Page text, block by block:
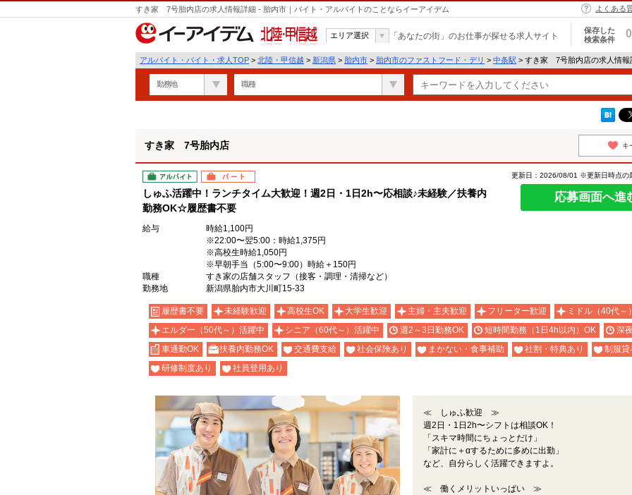
すき家 7号胎内店の求人情報詳細 - 胎内市｜バイト・アルバイトのことならイーアイデム よくある
北陸・甲信越
エリア選択 「あなたの街」のお仕事が探せる求人サイト
保存した
検索条件
0
アルバイト・バイト・求人TOP > 北陸・甲信越 > 新潟県 > 胎内市 > 胎内市のファストフード・デリ > 中条駅 > すき家 7号胎内店の求人情報
勤務地 職種
すき家 7号胎内店 キ
アルバイト パート
しゅふ活躍中！ランチタイム大歓迎！週2日・1日2h〜応相談♪未経験／扶養内
勤務OK☆履歴書不要
更新日：2026/08/01 ※更新日時点の
応募画面へ進
給与
時給1,100円
※22:00〜翌5:00：時給1,375円
※高校生時給1,050円
※早朝手当（5:00〜9:00）時給＋150円
職種
すき家の店舗スタッフ（接客・調理・清掃など）
勤務地
新潟県胎内市大川町15-33
履歴書不要 未経験歓迎 高校生OK 大学生歓迎 主婦・主夫歓迎 フリーター歓迎
ミドル（40代～
エルダー（50代～）活躍中
シニア（60代～）活躍中 週2～3日勤務OK 短時間勤務（1日4h以内）OK
深夜
車通勤OK
扶養内勤務OK 交通費支給 社会保険あり まかない・食事補助 社割・特典あり
制服貸
研修制度あり
社員登用あり
≪ しゅふ歓迎 ≫
週2日・1日2h〜シフトは相談OK！
「スキマ時間にちょっとだけ」
「家計に＋αするために多めに出勤」
など、自分らしく活躍できますよ。
≪ 働くメリットいっぱい ≫